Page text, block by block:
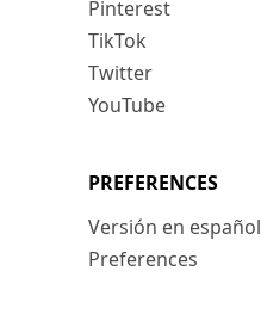
Pinterest
TikTok
Twitter
YouTube
PREFERENCES
Versión en español
Preferences